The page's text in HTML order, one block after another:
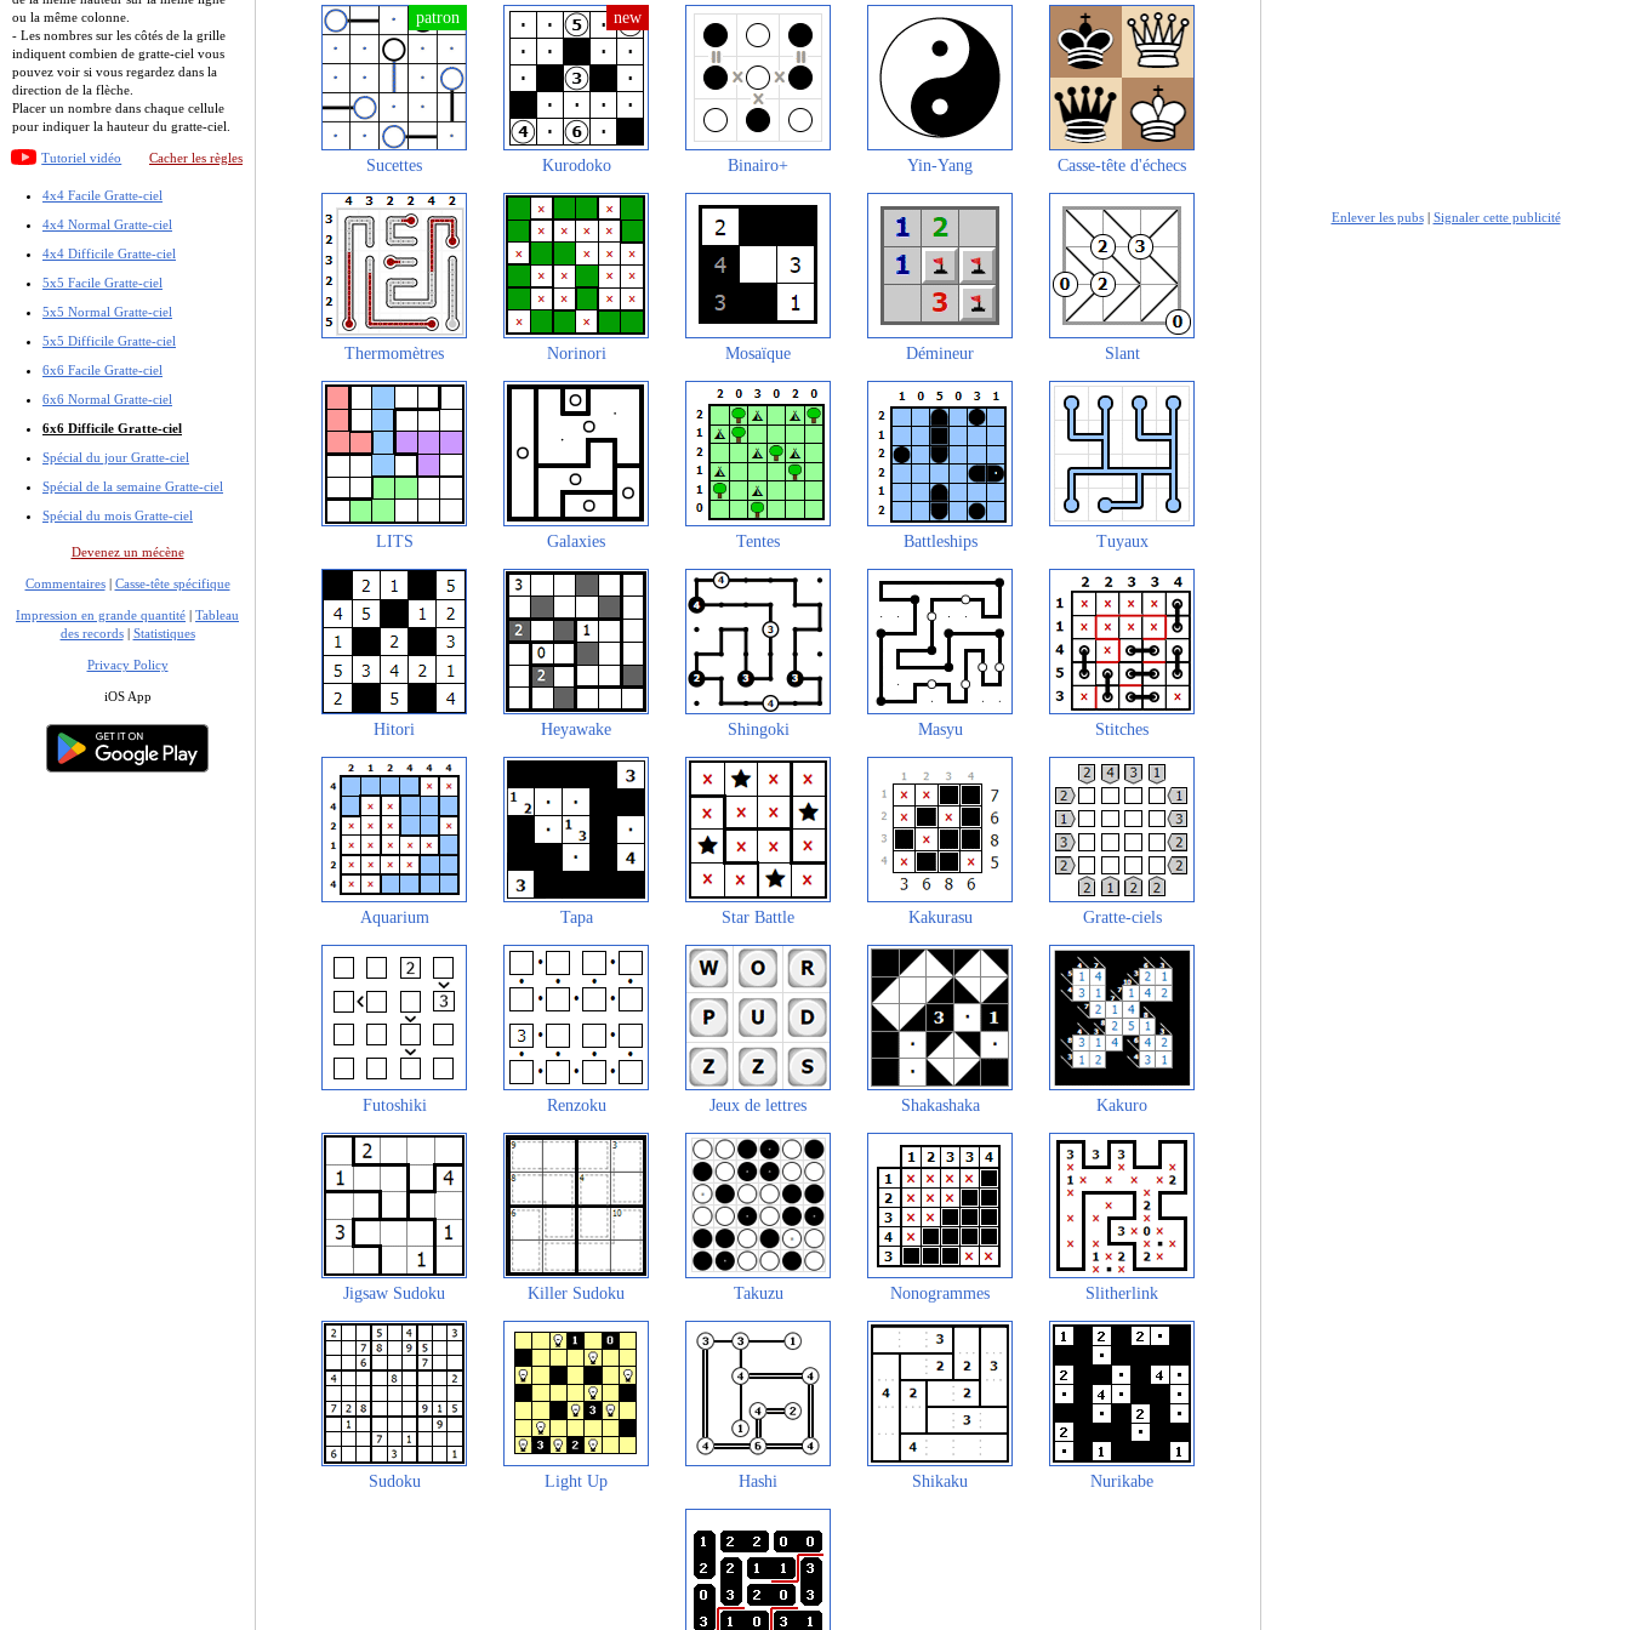
ou la même colonne.
- Les nombres sur les côtés de la grille
indiquent combien de gratte-ciel vous
pouvez voir si vous regardez dans la
direction de la flèche.
Placer un nombre dans chaque cellule
pour indiquer la hauteur du gratte-ciel.
Tutoriel vidéo Cacher les règles
4x4 Facile Gratte-ciel
4x4 Normal Gratte-ciel
4x4 Difficile Gratte-ciel
5x5 Facile Gratte-ciel
5x5 Normal Gratte-ciel
5x5 Difficile Gratte-ciel
6x6 Facile Gratte-ciel
6x6 Normal Gratte-ciel
6x6 Difficile Gratte-ciel
Spécial du jour Gratte-ciel
Spécial de la semaine Gratte-ciel
Spécial du mois Gratte-ciel
Devenez un mécène
Commentaires| Casse-tête spécifique
Impression en grande quantité | Tableau
des records| Statistiques
Privacy Policy
iOS App
Sucettes Kurodoko Binairo+ Yin-Yang Casse-tête d'échecs
Thermomètres Norinori Mosaïque Démineur Slant
LITS Galaxies Tentes Battleships Tuyaux
Hitori Heyawake Shingoki Masyu Stitches
Aquarium Tapa Star Battle Kakurasu Gratte-ciels
Futoshiki Renzoku Jeux de lettres Shakashaka Kakuro
Jigsaw Sudoku Killer Sudoku Takuzu Nonogrammes Slitherlink
Sudoku Light Up Hashi Shikaku Nurikabe
Enlever les pubs| Signaler cette publicité